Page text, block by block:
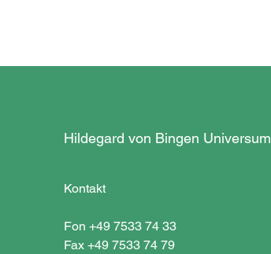
Hildegard von Bingen Universum
Kontakt
Fon +49 7533 74 33
Fax +49 7533 74 79